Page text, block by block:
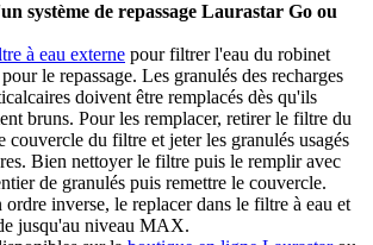
système de repassage Laurastar Go ou
à eau externe pour filtrer l'eau du robinet
le repassage. Les granulés des recharges
doivent être remplacés dès qu'ils
bruns. Pour les remplacer, retirer le filtre du
couvercle du filtre et jeter les granulés usagés
Bien nettoyer le filtre puis le remplir avec
de granulés puis remettre le couvercle.
inverse, le replacer dans le filtre à eau et
jusqu'au niveau MAX.